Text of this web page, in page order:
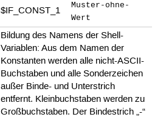
$IF_CONST_1
Muster-ohne-
Wert
Bildung des Namens der Shell-
Variablen: Aus dem Namen der
Konstanten werden alle nicht-ASCII-
Buchstaben und alle Sonderzeichen
außer Binde- und Unterstrich
entfernt. Kleinbuchstaben werden zu
Großbuchstaben. Der Bindestrich „-“